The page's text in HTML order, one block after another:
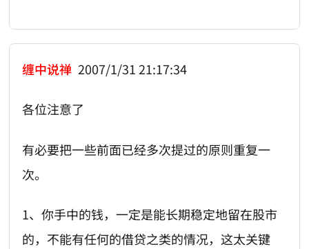
缠中说禅 2007/1/31 21:17:34
各位注意了
有必要把一些前面已经多次提过的原则重复一
次。
1、你手中的钱，一定是能长期稳定地留在股市
的，不能有任何的借贷之类的情况，这太关键